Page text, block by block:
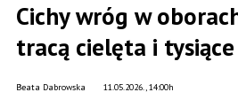
Cichy wróg w
tracą cielęta i
11.05.2026., 14:00h
Beata Dabrowska